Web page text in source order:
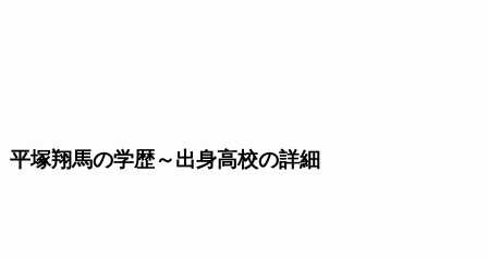
平塚翔馬の学歴～出身高校の詳細